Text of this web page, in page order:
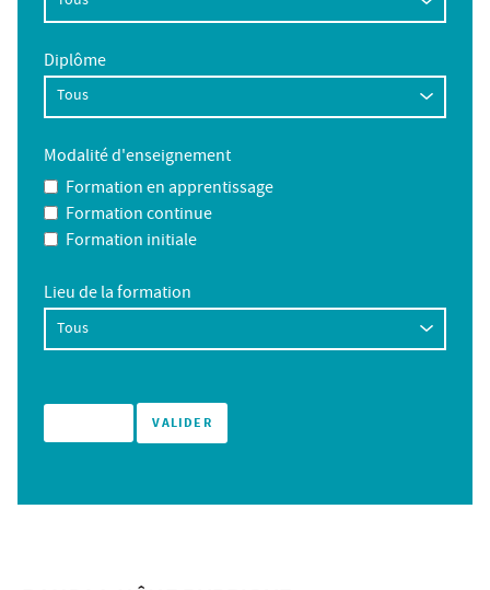
Diplôme
Modalité d'enseignement
Formation en apprentissage
Formation continue
Formation initiale
Lieu de la formation